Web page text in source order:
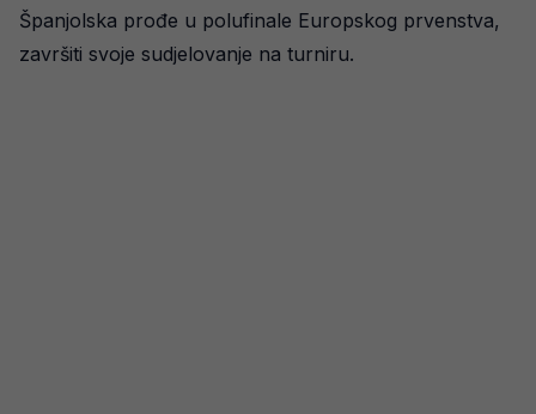
Španjolska prođe u polufinale Europskog prvenstva,
završiti svoje sudjelovanje na turniru.